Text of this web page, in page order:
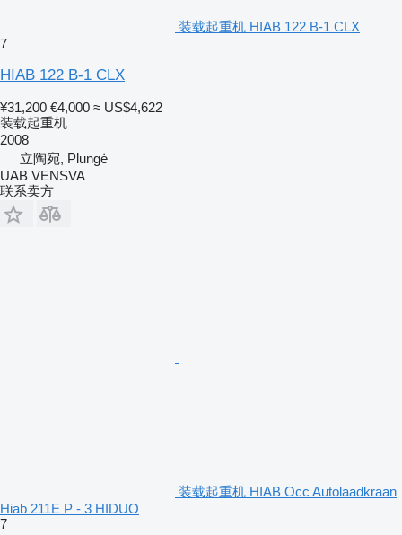
装载起重机 HIAB 122 B-1 CLX
7
HIAB 122 B-1 CLX
¥31,200 €4,000 ≈ US$4,622
装载起重机
2008
立陶宛, Plungė
UAB VENSVA
联系卖方
装载起重机 HIAB Occ Autolaadkraan
Hiab 211E P - 3 HIDUO
7